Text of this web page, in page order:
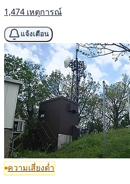
1,474 เหตุการณ์
แจ้งเตือน
ความเสี่ยงต่ำ